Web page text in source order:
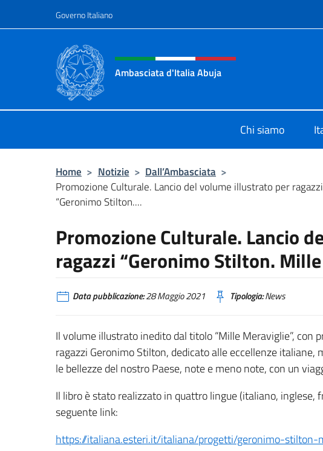
Governo Italiano
Intestazione sito, social e menù
Ambasciata d'Italia Abuja
Chi siamo
Home > Notizie > Dall’Ambasciata >
Promozione Culturale. Lancio del volume illustrato per ragazzi
“Geronimo Stilton....
Promozione Culturale. Lancio
ragazzi “Geronimo Stilton.
Data pubblicazione:28 Maggio 2021 Tipologia:News
Il volume illustrato inedito dal titolo “Mille Meraviglie”, con
ragazzi Geronimo Stilton, dedicato alle eccellenze italiane,
le bellezze del nostro Paese, note e meno note, con un
Il libro è stato realizzato in quattro lingue (italiano, inglese,
seguente link:
https://italiana.esteri.it/italiana/progetti/geronimo-